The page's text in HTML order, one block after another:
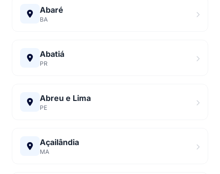
Abaré
BA
Abatiá
PR
Abreu e Lima
PE
Açailândia
MA